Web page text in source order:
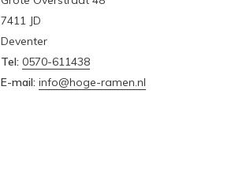
7411 JD
Deventer
Tel: 0570-611438
E-mail: info@hoge-ramen.nl